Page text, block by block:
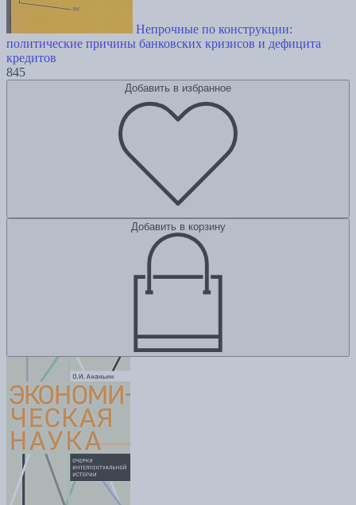
Непрочные по конструкции:
политические причины банковских кризисов и дефицита
кредитов
845
Добавить в избранное
Добавить в корзину